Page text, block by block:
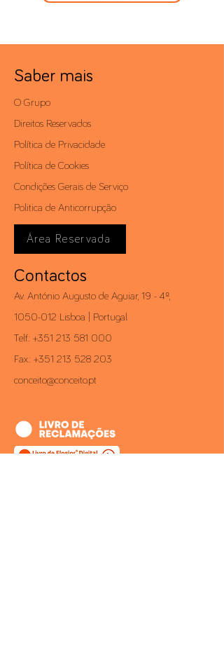
Saber mais
O Grupo
Direitos Reservados
Política de Privacidade
Política de Cookies
Condições Gerais de Serviço
Politica de Anticorrupção
Área Reservada
Contactos
Av. António Augusto de Aguiar, 19 - 4º,
1050-012 Lisboa | Portugal
Telf.: +351 213 581 000
Fax.: +351 213 528 203
conceito@conceito.pt